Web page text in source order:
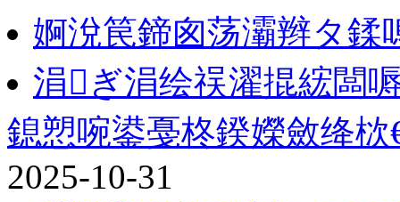
婀涗笢鍗囪荡灞辫タ鍒
涓ぎ涓绘祦濯掍綋闆
鎴愬啘鍙戞柊鍨嬫斂绛
2025-10-31